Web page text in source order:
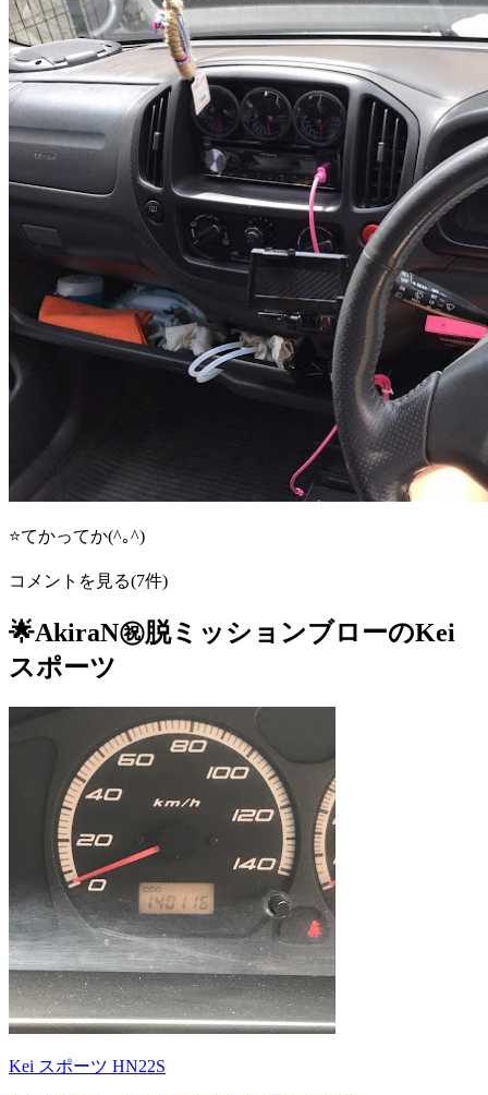
⭐️てかってか(^｡^)
コメントを見る(7件)
🌟AkiraN㊗️脱ミッションブローのKei
スポーツ
Kei スポーツ HN22S